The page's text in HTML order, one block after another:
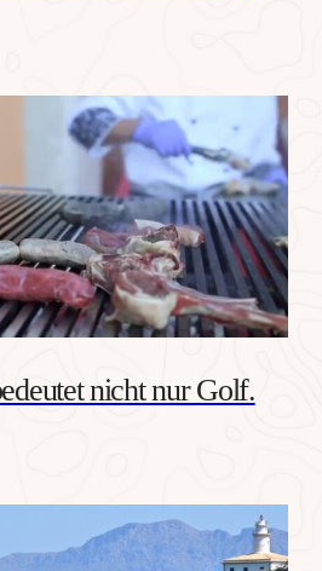
nicht nur Golf.